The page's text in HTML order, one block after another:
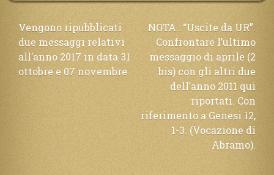
Navigazione
articoli
Vengono ripubblicati
due messaggi relativi
all’anno 2017 in data 31
ottobre e 07 novembre.
NOTA : “Uscite da UR”.
Confrontare l’ultimo
messaggio di aprile (2
bis) con gli altri due
dell’anno 2011 qui
riportati. Con
riferimento a Genesi 12,
1-3. (Vocazione di
Abramo).